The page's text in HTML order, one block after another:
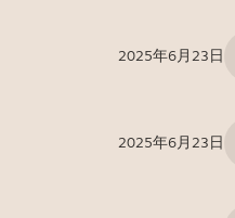
2025年6月23日
2025年6月23日